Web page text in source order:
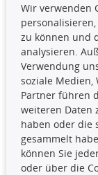
unterlassen, die
vorherige
verbreiten und/
zu lassen. Ein
Kontakt
Wir verwenden
zu können und
analysieren.
Verwendung
soziale Medien,
Partner führen
weiteren Daten
haben oder die
gesammelt
können Sie
oder über die